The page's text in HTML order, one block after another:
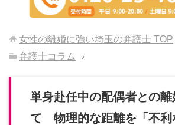
女性の離婚に強い埼玉の弁護士 TOP
弁護士コラム
単身赴任中の配偶者との
て 物理的な距離を「不利